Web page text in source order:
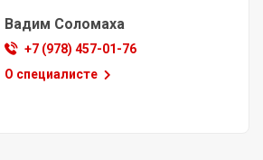
Вадим Соломаха
+7 (978) 457-01-76
О специалисте